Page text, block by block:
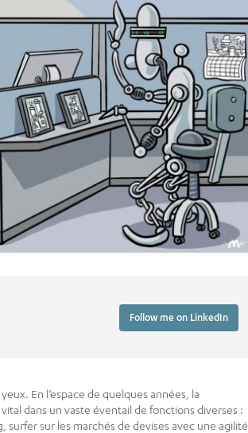
Follow me on LinkedIn
En l’espace de quelques années, la
dans un vaste éventail de fonctions diverses :
sur les marchés de devises avec une agilité